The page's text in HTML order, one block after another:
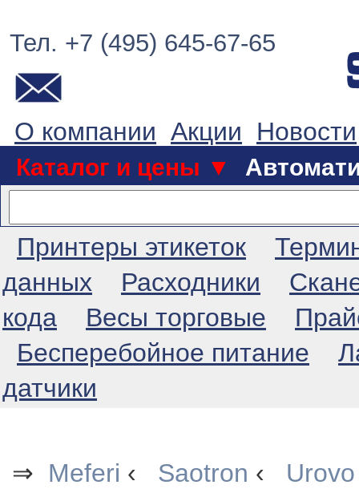
Тел. +7 (495) 645-67-65
О компании Акции Новости
Каталог и цены ▼
Принтеры этикеток
данных
Расходники
кода
Весы торговые
Бесперебойное питание
датчики
⇒ Meferi ‹ Saotron ‹ Urovo